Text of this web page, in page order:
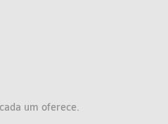
um oferece.